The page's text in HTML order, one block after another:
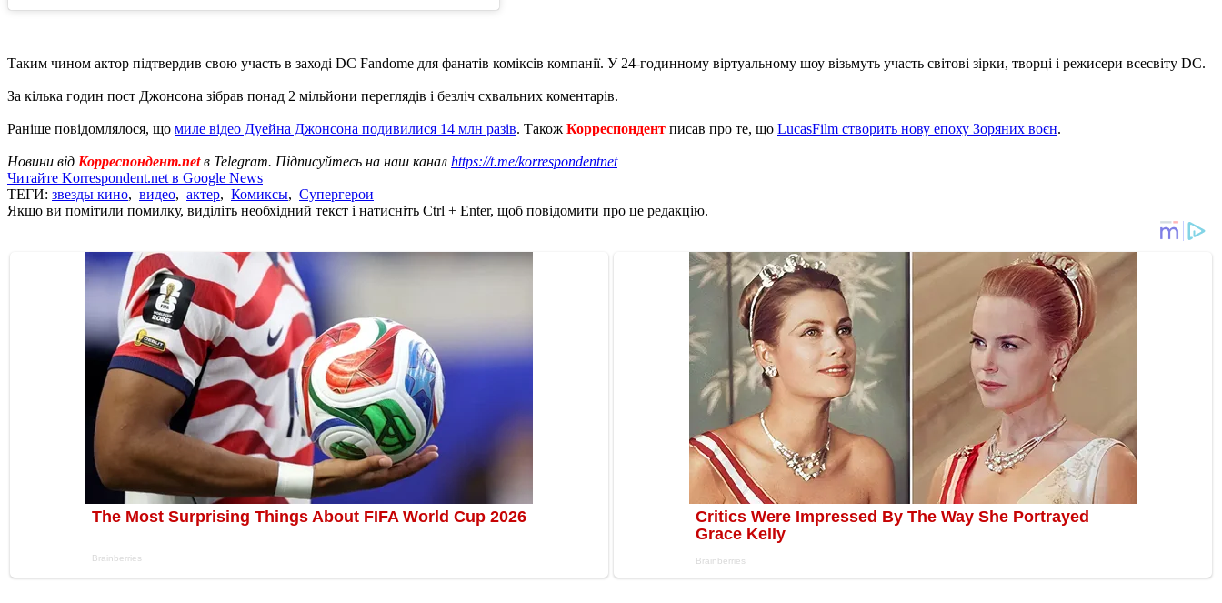
Таким чином актор підтвердив свою участь в заході DC Fandome для фанатів коміксів компанії. У 24-годинному віртуальному шоу візьмуть участь світові зірки, творці і режисери всесвіту DC.
За кілька годин пост Джонсона зібрав понад 2 мільйони переглядів і безліч схвальних коментарів.
Раніше повідомлялося, що миле відео Дуейна Джонсона подивилися 14 млн разів. Також Корреспондент писав про те, що LucasFilm створить нову епоху Зоряних воєн.
Новини від Корреспондент.netв Telegram. Підписуйтесь на наш канал https://t.me/korrespondentnet
Читайте Korrespondent.net в Google News
ТЕГИ: звезды кино, видео, актер, Комиксы, Супергерои
Якщо ви помітили помилку, виділіть необхідний текст і натисніть Ctrl + Enter, щоб повідомити про це редакцію.